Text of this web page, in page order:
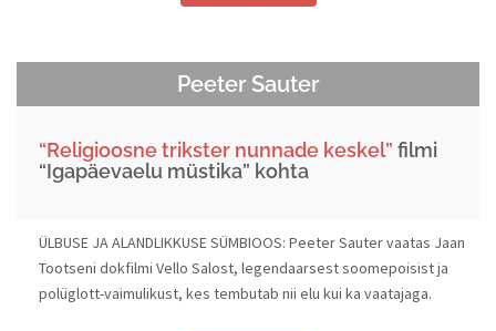
Peeter Sauter
“Religioosne trikster nunnade keskel” filmi
“Igapäevaelu müstika” kohta
ÜLBUSE JA ALANDLIKKUSE SÜMBIOOS: Peeter Sauter vaatas Jaan
Tootseni dokfilmi Vello Salost, legendaarsest soomepoisist ja
polüglott-vaimulikust, kes tembutab nii elu kui ka vaatajaga.